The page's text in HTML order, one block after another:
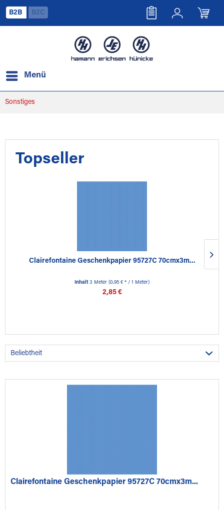
B2B B2C
Menü
Sonstiges
Topseller
Clairefontaine Geschenkpapier 95727C 70cmx3m...
Inhalt 3 Meter (0,95 € * / 1 Meter)
2,85 €
Clairefontaine Geschenkpapier 95727C 70cmx3m...